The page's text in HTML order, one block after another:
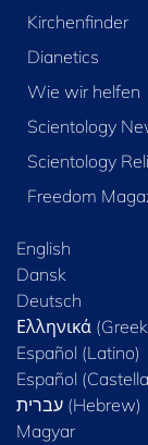
Kirchenfinder
Dianetics
Wie wir helfen
Scientology
Scientology
Freedom
English
Dansk
Deutsch
Ελληνικά
Español (Latino)
Español
Magyar